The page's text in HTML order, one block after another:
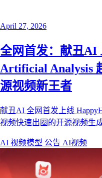
April 27, 2026
全网首发：献丑AI
Artificial Analysis
源视频新王者
献丑AI 全网首发上线
视频快速出圈的开源视频生
在文本生视频、图生视频、
AI 视频模型 公告 AI视频